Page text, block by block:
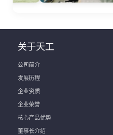
关于天工
公司简介
发展历程
企业资质
企业荣誉
核心产品优势
董事长介绍